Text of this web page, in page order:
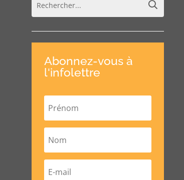
Abonnez-vous à
l'infolettre